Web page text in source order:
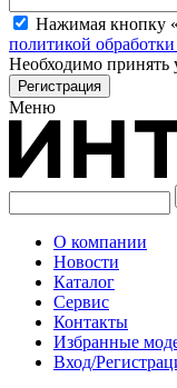
Нажимая кнопку
политикой
Необходимо принять
Меню
О компании
Новости
Каталог
Сервис
Контакты
Избранные
Вход/